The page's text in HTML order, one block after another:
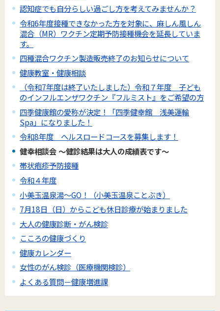
認知症でも自分らしい過ごし方を考えてみませんか？
令和6年度接種できなかった方を対象に、麻しん風しん
混合（MR）ワクチン定期予防接種機会を延長していま
す。
四種混合ワクチン製造販売終了のお知らせについて
健康教室・健康相談
（令和7年度は終了いたしました）令和７年度 子ども
のインフルエンザワクチン『フルミスト』をご希望の方
四季健康館の愛称が決定！「四季健幸館 浅美運輸
Spa」になりました！
令和8年度 ヘルスロードコースを募集します！
健幸相談会 ～健診結果は大人の成績表です～
帯状疱疹予防接種
令和４年度
小美玉温泉湯～GO！（小美玉温泉ことぶき）
7月18日（日）からこども休日診療が始まりました
大人の健康診断・がん検診
こころの健康づくり
健康カレンダー
女性のがん検診（医療機関検診）
よくある質問－健康増進課